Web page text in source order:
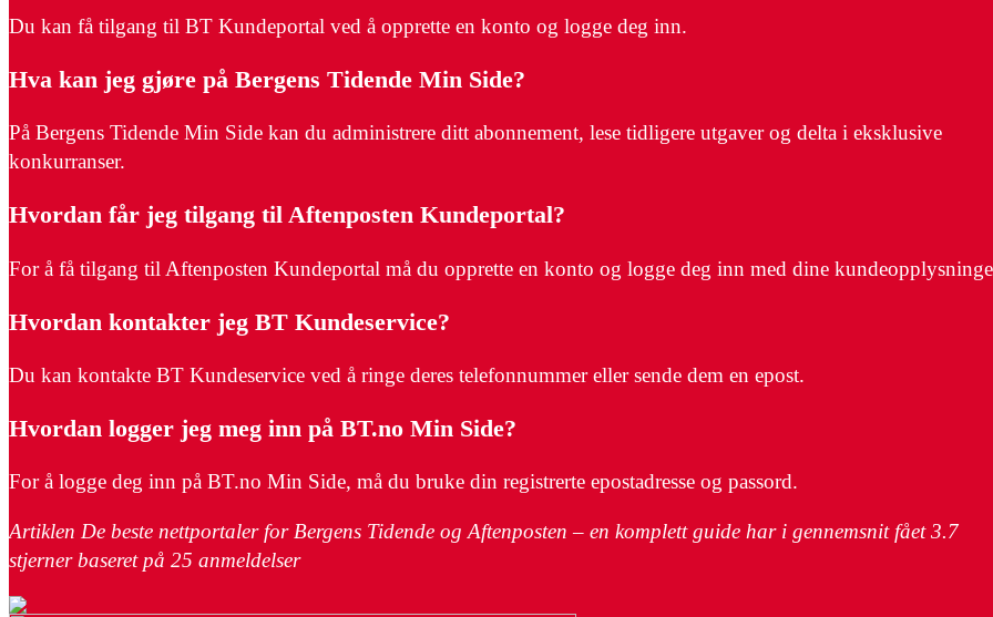
Du kan få tilgang til BT Kundeportal ved å opprette en konto og logge deg inn.
Hva kan jeg gjøre på Bergens Tidende Min Side?
På Bergens Tidende Min Side kan du administrere ditt abonnement, lese tidligere utgaver og delta i eksklusive
konkurranser.
Hvordan får jeg tilgang til Aftenposten Kundeportal?
For å få tilgang til Aftenposten Kundeportal må du opprette en konto og logge deg inn med dine
Hvordan kontakter jeg BT Kundeservice?
Du kan kontakte BT Kundeservice ved å ringe deres telefonnummer eller sende dem en epost.
Hvordan logger jeg meg inn på BT.no Min Side?
For å logge deg inn på BT.no Min Side, må du bruke din registrerte epostadresse og passord.
Artiklen De beste nettportaler for Bergens Tidende og Aftenposten – en komplett guide har i gennemsnit fået3.7
stjerner baseret på 25 anmeldelser